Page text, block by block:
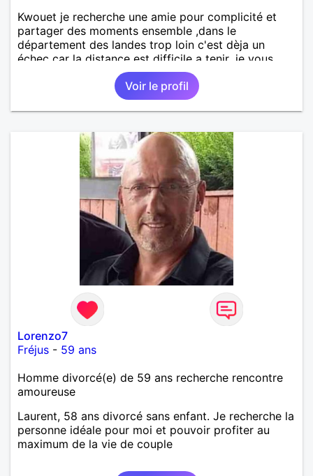
Kwouet je recherche une amie pour complicité et
partager des moments ensemble ,dans le
département des landes trop loin c'est dèja un
échec car la distance est difficile a tenir ,je vous
remercie par avance bonne journée ,
Voir le profil
Lorenzo7
Fréjus - 59 ans
Homme divorcé(e) de 59 ans recherche rencontre
amoureuse
Laurent, 58 ans divorcé sans enfant. Je recherche la
personne idéale pour moi et pouvoir profiter au
maximum de la vie de couple